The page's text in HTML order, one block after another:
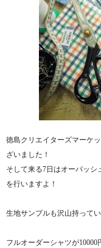
徳島クリエイターズマーケ
ざいました！
そして来る7日はオーバッ
を行いますよ！
生地サンプルも沢山持って
フルオーダーシャツが10000